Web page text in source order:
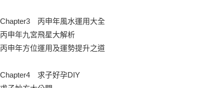
Chapter3 丙申年風水運用大全
丙申年九宮飛星大解析
丙申年方位運用及運勢提升之道
Chapter4 求子好孕DIY